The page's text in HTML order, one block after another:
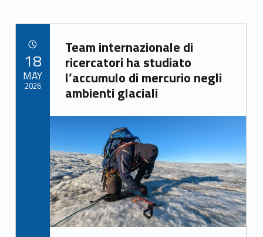
Link identifier archive #link-archive-89286
Team internazionale di
ricercatori ha studiato
l’accumulo di mercurio negli
ambienti glaciali
Link identifier archive #link-archive-thumb-soap-93664
18
MAY
2026